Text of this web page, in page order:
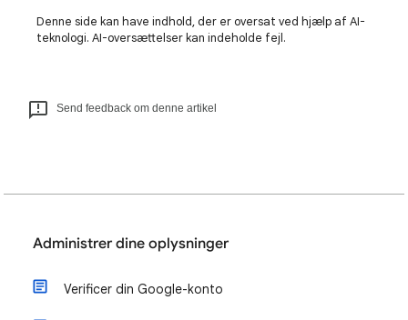
Denne side kan have indhold, der er oversat ved hjælp af AI-
teknologi. AI-oversættelser kan indeholde fejl.
Send feedback om denne artikel
Administrer dine oplysninger
Verificer din Google-konto